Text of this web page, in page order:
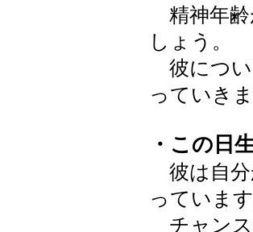
精神年齢
しょう。
彼につい
っていきま
・この日
彼は自分
っています
チャンス